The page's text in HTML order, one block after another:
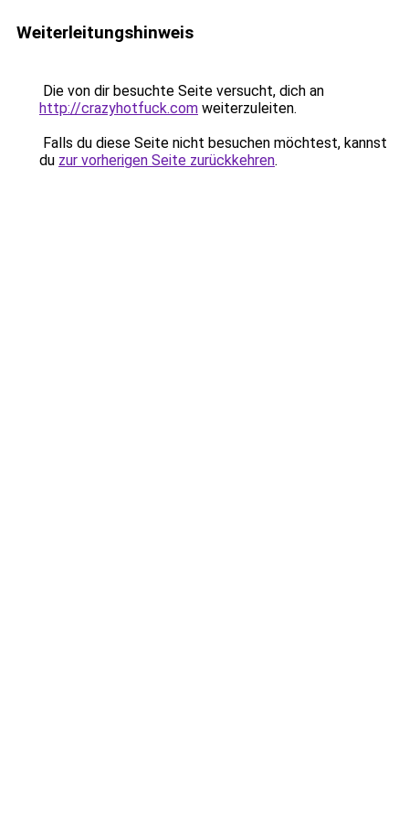
Weiterleitungshinweis
Die von dir besuchte Seite versucht, dich an
http://crazyhotfuck.com weiterzuleiten.
Falls du diese Seite nicht besuchen möchtest, kannst
du zur vorherigen Seite zurückkehren.